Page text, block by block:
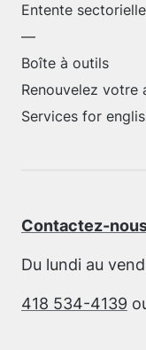
Entente
—
Boîte à outils
Renouvelez votre
Services for
Contactez-
Du lundi au
418 534-4139